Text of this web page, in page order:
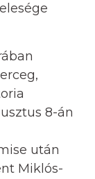
8-án
után
Miklós-